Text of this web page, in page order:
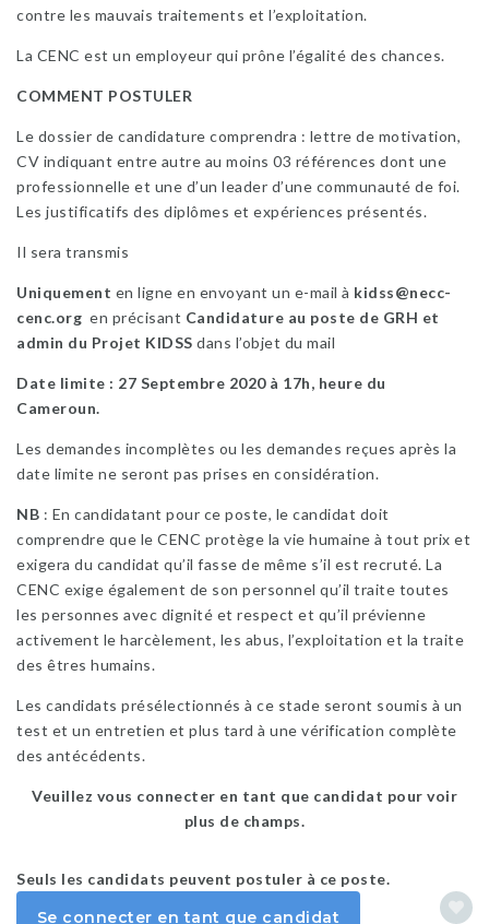
contre les mauvais traitements et l’exploitation.
La CENC est un employeur qui prône l’égalité des chances.
COMMENT POSTULER
Le dossier de candidature comprendra : lettre de motivation,
CV indiquant entre autre au moins 03 références dont une
professionnelle et une d’un leader d’une communauté de foi.
Les justificatifs des diplômes et expériences présentés.
Il sera transmis
Uniquement en ligne en envoyant un e-mail à kidss@necc-
cenc.org en précisant Candidature au poste de GRH et
admin du Projet KIDSS dans l’objet du mail
Date limite : 27 Septembre 2020 à 17h, heure du
Cameroun.
Les demandes incomplètes ou les demandes reçues après la
date limite ne seront pas prises en considération.
NB : En candidatant pour ce poste, le candidat doit
comprendre que le CENC protège la vie humaine à tout prix et
exigera du candidat qu’il fasse de même s’il est recruté. La
CENC exige également de son personnel qu’il traite toutes
les personnes avec dignité et respect et qu’il prévienne
activement le harcèlement, les abus, l’exploitation et la traite
des êtres humains.
Les candidats présélectionnés à ce stade seront soumis à un
test et un entretien et plus tard à une vérification complète
des antécédents.
Veuillez vous connecter en tant que candidat pour voir
plus de champs.
Seuls les candidats peuvent postuler à ce poste.
Se connecter en tant que candidat